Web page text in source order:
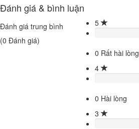
Đánh giá & bình luận
Đánh giá trung bình
(0 Đánh giá)
5
0 Rất hài lòng
4
0 Hài lòng
3